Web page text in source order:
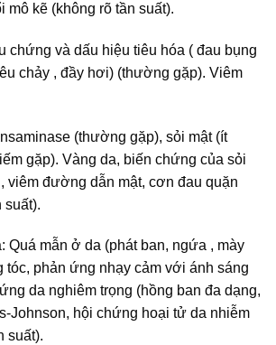
mô kẽ (không rõ tần suất).
chứng và dấu hiệu tiêu hóa ( đau bụng
chảy , đầy hơi) (thường gặp). Viêm
(thường gặp), sỏi mật (ít
gặp). Vàng da, biến chứng của sỏi
viêm đường dẫn mật, cơn đau quặn
suất).
Quá mẫn ở da (phát ban, ngứa , mày
tóc, phản ứng nhạy cảm với ánh sáng
da nghiêm trọng (hồng ban đa dạng,
Johnson, hội chứng hoại tử da nhiễm
suất).